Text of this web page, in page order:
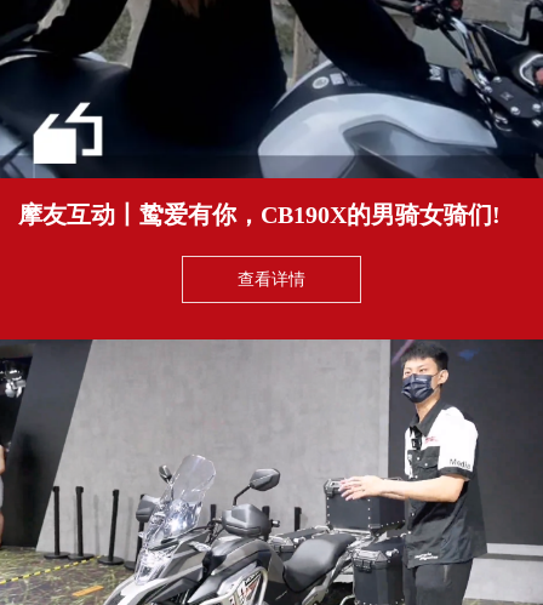
摩友互动丨鸷爱有你，CB190X的男骑女骑们!
查看详情